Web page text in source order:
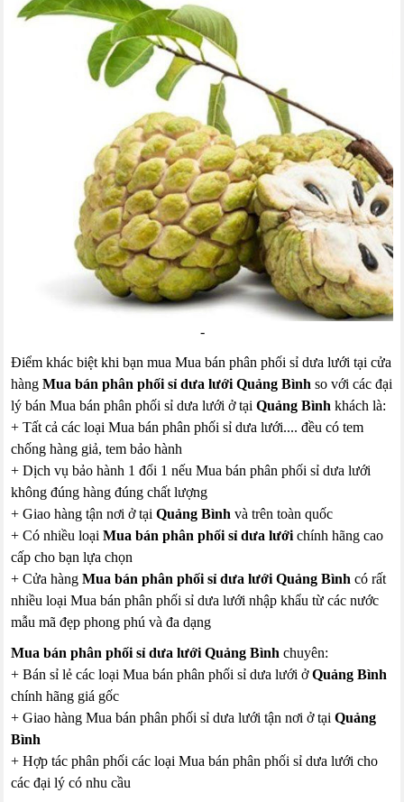
-
Điểm khác biệt khi bạn mua Mua bán phân phối sỉ dưa lưới tại cửa
hàngMua bán phân phối sỉ dưa lưới Quảng Bình so với các đại
lý bán Mua bán phân phối sỉ dưa lưới ở tạiQuảng Bình khách là:
+ Tất cả các loại Mua bán phân phối sỉ dưa lưới.... đều có tem
chống hàng giả, tem bảo hành
+ Dịch vụ bảo hành 1 đổi 1 nếu Mua bán phân phối sỉ dưa lưới
không đúng hàng đúng chất lượng
+ Giao hàng tận nơi ở tạiQuảng Bình và trên toàn quốc
+ Có nhiều loạiMua bán phân phối sỉ dưa lưới chính hãng cao
cấp cho bạn lựa chọn
+ Cửa hàngMua bán phân phối sỉ dưa lưới Quảng Bình có rất
nhiều loại Mua bán phân phối sỉ dưa lưới nhập khẩu từ các nước
mẫu mã đẹp phong phú và đa dạng
Mua bán phân phối sỉ dưa lưới Quảng Bìnhchuyên:
+ Bán sỉ lẻ các loại Mua bán phân phối sỉ dưa lưới ởQuảng Bình
chính hãng giá gốc
+ Giao hàng Mua bán phân phối sỉ dưa lưới tận nơi ở tạiQuảng
Bình
+ Hợp tác phân phối các loại Mua bán phân phối sỉ dưa lưới cho
các đại lý có nhu cầu